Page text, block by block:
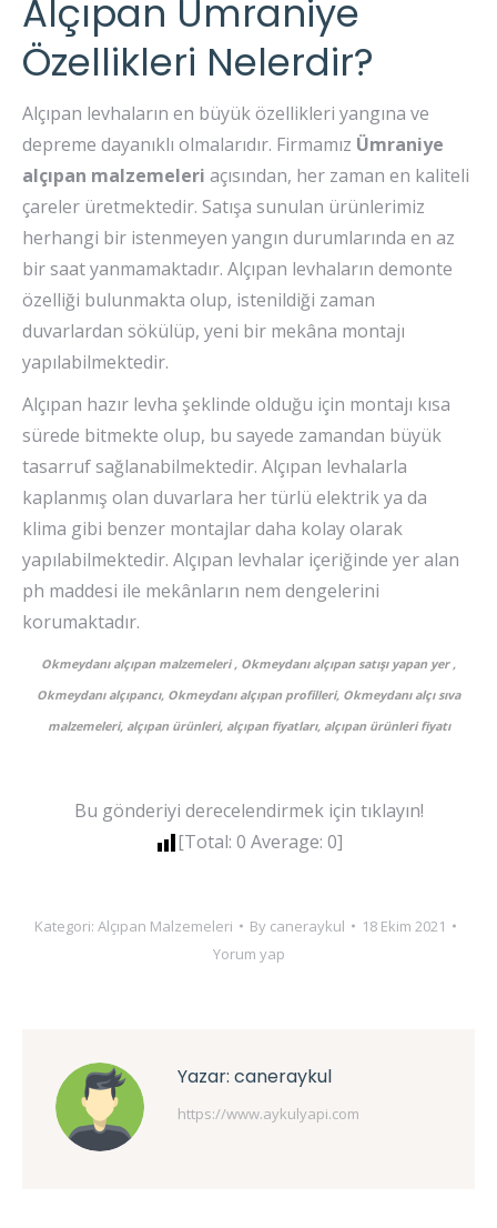
Alçıpan Ümraniye
Özellikleri Nelerdir?
Alçıpan levhaların en büyük özellikleri yangına ve
depreme dayanıklı olmalarıdır. Firmamız Ümraniye
alçıpan malzemeleri açısından, her zaman en kaliteli
çareler üretmektedir. Satışa sunulan ürünlerimiz
herhangi bir istenmeyen yangın durumlarında en az
bir saat yanmamaktadır. Alçıpan levhaların demonte
özelliği bulunmakta olup, istenildiği zaman
duvarlardan sökülüp, yeni bir mekâna montajı
yapılabilmektedir.
Alçıpan hazır levha şeklinde olduğu için montajı kısa
sürede bitmekte olup, bu sayede zamandan büyük
tasarruf sağlanabilmektedir. Alçıpan levhalarla
kaplanmış olan duvarlara her türlü elektrik ya da
klima gibi benzer montajlar daha kolay olarak
yapılabilmektedir. Alçıpan levhalar içeriğinde yer alan
ph maddesi ile mekânların nem dengelerini
korumaktadır.
Okmeydanı alçıpan malzemeleri , Okmeydanı alçıpan satışı yapan yer ,
Okmeydanı alçıpancı, Okmeydanı alçıpan profilleri, Okmeydanı alçı sıva
malzemeleri, alçıpan ürünleri, alçıpan fiyatları, alçıpan ürünleri fiyatı
Bu gönderiyi derecelendirmek için tıklayın!
[Total: 0 Average: 0]
Kategori: Alçıpan Malzemeleri By caneraykul
18 Ekim 2021
Yorum yap
Yazar: caneraykul
https://www.aykulyapi.com